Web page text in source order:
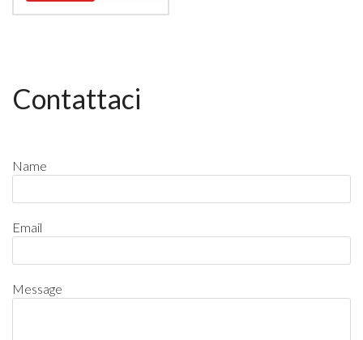
Contattaci
Name
Email
Message